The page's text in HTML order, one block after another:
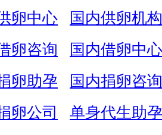
卵中心 国内供卵机构
卵咨询 国内借卵中心
卵助孕 国内捐卵咨询
卵公司 单身代生助孕